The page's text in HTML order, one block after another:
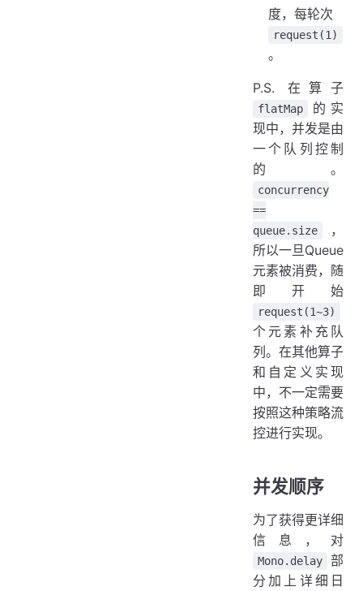
度，每轮次
request(1)
。
P.S. 在算子
flatMap
的实
现中，并发是由
一个队列控制
的。
concurrency
==
queue.size
，
所以一旦Queue
元素被消费，随
即开始
request(1~3)
个元素补充队
列。在其他算子
和自定义实现
中，不一定需要
按照这种策略流
控进行实现。
并发顺序
为了获得更详细
信息，对
Mono.delay
部
分加上详细日